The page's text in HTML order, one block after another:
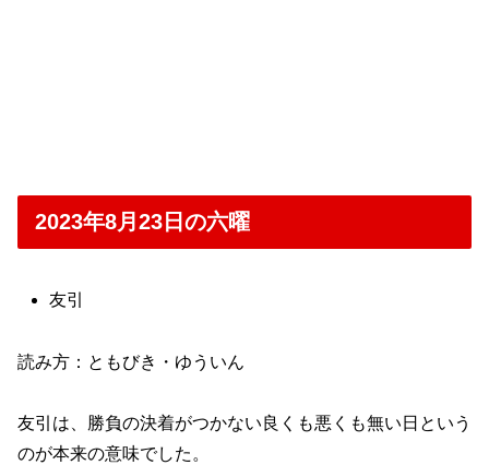
2023年8月23日の六曜
友引
読み方：ともびき・ゆういん
友引は、勝負の決着がつかない良くも悪くも無い日という
のが本来の意味でした。